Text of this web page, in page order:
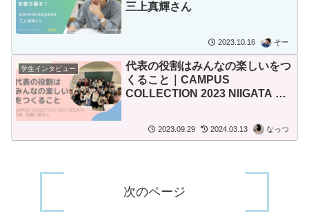
三上真輝さん
2023.10.16 そー
学生インタビュー
代表の役割はみんなの楽しいをつ
くること｜CAMPUS
COLLECTION 2023 NIIGATA 代
2023.09.29 2024.03.13 なっつ
次のページ